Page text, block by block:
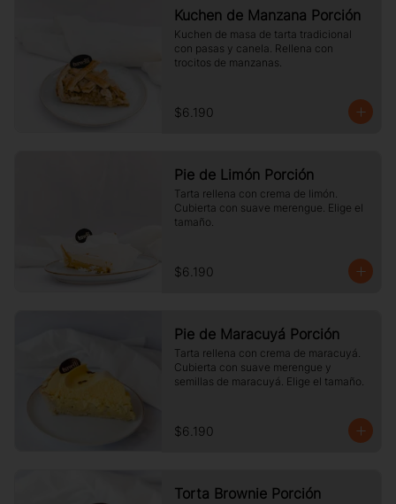
Kuchen de Manzana Porción
Kuchen de masa de tarta tradicional
con pasas y canela. Rellena con
trocitos de manzanas.
$6.190
Pie de Limón Porción
Tarta rellena con crema de limón.
Cubierta con suave merengue. Elige el
tamaño.
$6.190
Pie de Maracuyá Porción
Tarta rellena con crema de maracuyá.
Cubierta con suave merengue y
semillas de maracuyá. Elige el tamaño.
$6.190
Torta Brownie Porción